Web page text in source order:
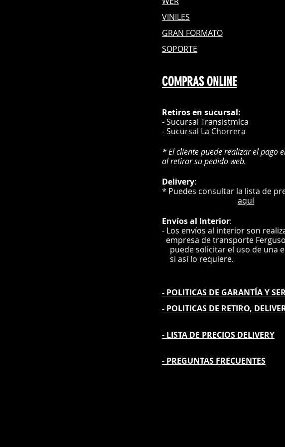
VINILES
GRAN FORMATO
SOPORTE
COMPRAS ONLINE
Retiros en sucursal:
- Sucursal Transistmica
- Sucursal La Chorrera
* El cliente puede realizar el pago
al retirar su pedido web.
Delivery:
* Puedes consultar la lista
aquí
Envíosal Interior:
- Los envíos al interior son
empresa de transporte
puede solicitar el uso de
si así lo requiere.
- POLITICAS DE GARANTÍAY
- POLITICAS DE RETIRO,
- LISTA DE PRECIOS DELIVERY
- PREGUNTAS FRECUENTES